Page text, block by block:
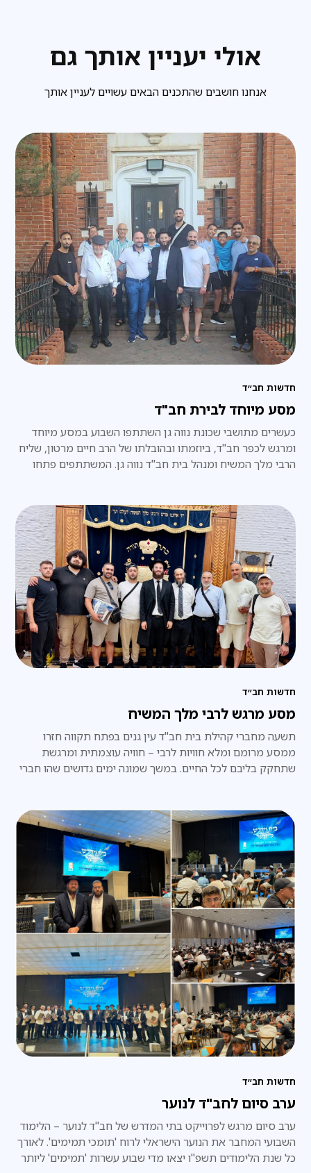
אולי יעניין אותך גם
אנחנו חושבים שהתכנים הבאים עשויים לעניין אותך
חדשות חב״ד
מסע מיוחד לבירת חב"ד
כעשרים מתושבי שכונת נווה גן השתתפו השבוע במסע מיוחד
ומרגש לכפר חב"ד, ביוזמתו ובהובלתו של הרב חיים מרטון, שליח
הרבי מלך המשיח ומנהל בית חב"ד נווה גן. המשתתפים פתחו
חדשות חב״ד
מסע מרגש לרבי מלך המשיח
​תשעה מחברי קהילת בית חב"ד עין גנים בפתח תקווה חזרו
ממסע מרומם ומלא חוויות לרבי – חוויה עוצמתית ומרגשת
שתחקק בליבם לכל החיים. במשך שמונה ימים גדושים שהו חברי
חדשות חב״ד
ערב סיום לחב"ד לנוער
ערב סיום מרגש לפרוייקט בתי המדרש של חב"ד לנוער – הלימוד
השבועי המחבר את הנוער הישראלי לרוח 'תומכי תמימים'. לאורך
כל שנת הלימודים תשפ"ו יצאו מדי שבוע עשרות 'תמימים' ליותר